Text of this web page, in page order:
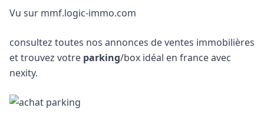
Vu sur mmf.logic-immo.com
consultez toutes nos annonces de ventes immobilières
et trouvez votre parking/box idéal en france avec
nexity.